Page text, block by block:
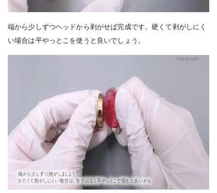
端から少しずつヘッドから剥がせば完成です。硬くて剥がしにく
い場合は平やっとこを使うと良いでしょう。